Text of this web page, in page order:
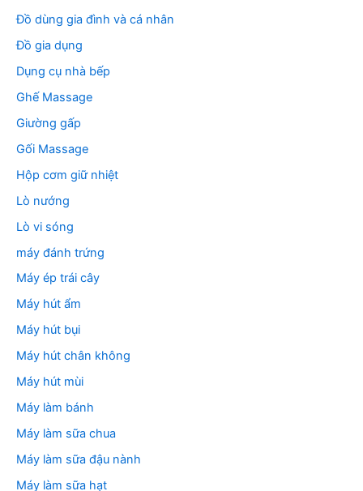
Đồ dùng gia đình và cá nhân
Đồ gia dụng
Dụng cụ nhà bếp
Ghế Massage
Giường gấp
Gối Massage
Hộp cơm giữ nhiệt
Lò nướng
Lò vi sóng
máy đánh trứng
Máy ép trái cây
Máy hút ẩm
Máy hút bụi
Máy hút chân không
Máy hút mùi
Máy làm bánh
Máy làm sữa chua
Máy làm sữa đậu nành
Máy làm sữa hạt